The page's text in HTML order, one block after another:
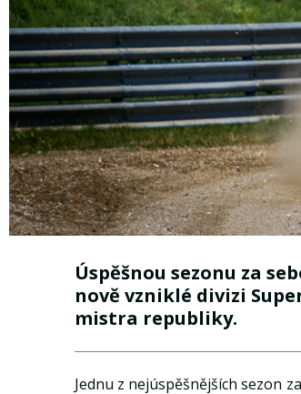
Úspěšnou sezonu za
nově vzniklé divizi
mistra republiky.
Jednu z nejúspěšnějších sezon